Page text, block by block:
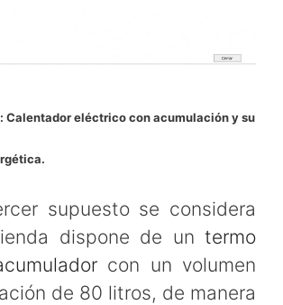
Calentador eléctrico con acumulación y su
supuesto se considera
dispone de un termo
con un volumen
de 80 litros, de manera